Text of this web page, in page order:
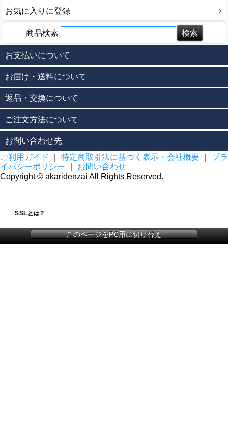
お気に入りに登録
商品検索
お支払いについて
お届け・送料について
返品・交換について
ご注文方法について
お問い合わせ先
ご利用ガイド
特定商取引法に基づく表示・会社概要
プラ
イバシーポリシー
お問い合わせ
Copyright © akaridenzai All Rights Reserved.
SSLとは?
このページをPC用に切り替え